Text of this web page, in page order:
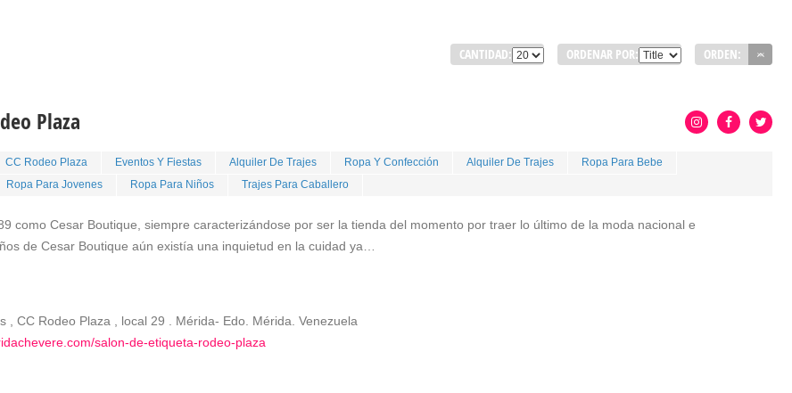
CANTIDAD: ORDENAR POR: ORDEN:
Plaza
CC Rodeo Plaza Eventos Y Fiestas Alquiler De Trajes Ropa Y Confección Alquiler De Trajes
Ropa Para Bebe
Ropa Para Jovenes Ropa Para Niños Trajes Para Caballero
como Cesar Boutique, siempre caracterizándose por ser la tienda del momento por traer lo último de la moda nacional e
de Cesar Boutique aún existía una inquietud en la cuidad ya…
, CC Rodeo Plaza , local 29 . Mérida- Edo. Mérida. Venezuela
salon-de-etiqueta-rodeo-plaza